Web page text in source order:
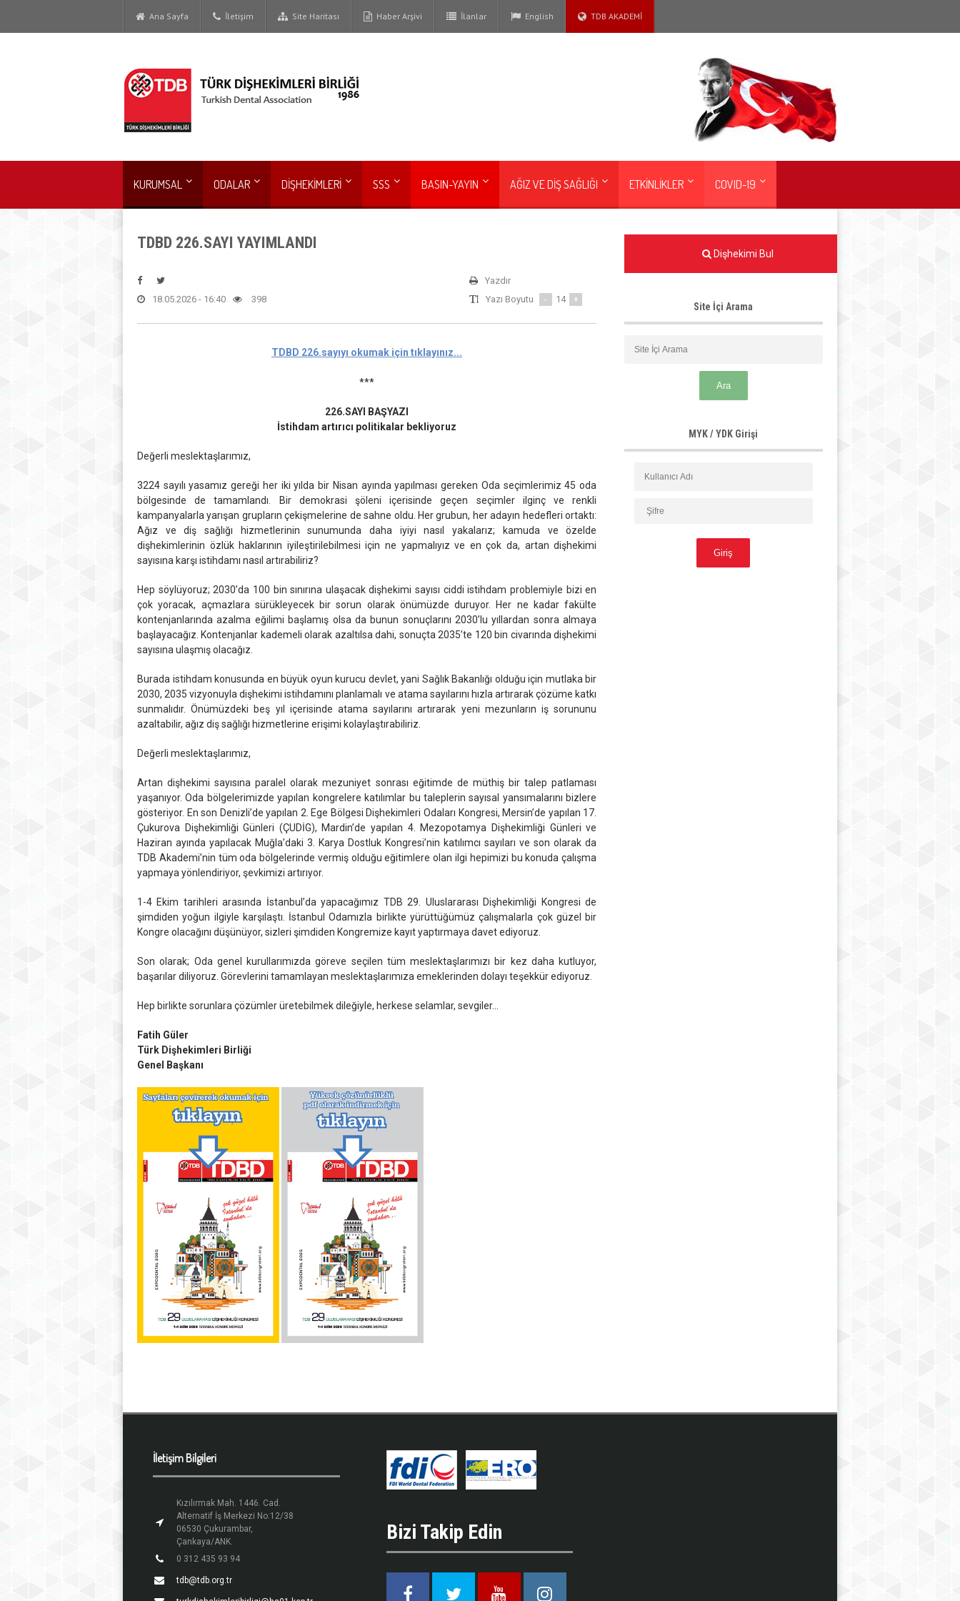
Ana Sayfa İletişim Site Haritası Haber Arşivi İlanlar English TDB AKADEMİ
KURUMSAL ODALAR DİŞHEKİMLERİ SSS BASIN-YAYIN AĞIZ VE DİŞ SAĞLIĞI ETKİNLİKLER COVID-19
TDBD 226.SAYI YAYIMLANDI
Yazdır
Yazı Boyutu
- 14 +
18.05.2026 - 16:40 398
TDBD 226.sayıyı okumak için tıklayınız...
***
226.SAYI BAŞYAZI
İstihdam artırıcı politikalar bekliyoruz
Değerli meslektaşlarımız,
3224 sayılı yasamız gereği her iki yılda bir Nisan ayında yapılması gereken Oda seçimlerimiz 45 oda
bölgesinde de tamamlandı. Bir demokrasi şöleni içerisinde geçen seçimler ilginç ve renkli
kampanyalarla yarışan grupların çekişmelerine de sahne oldu. Her grubun, her adayın hedefleri ortaktı:
Ağız ve diş sağlığı hizmetlerinin sunumunda daha iyiyi nasıl yakalarız; kamuda ve özelde
dişhekimlerinin özlük haklarının iyileştirilebilmesi için ne yapmalıyız ve en çok da, artan dişhekimi
sayısına karşı istihdamı nasıl artırabiliriz?
Hep söylüyoruz; 2030’da 100 bin sınırına ulaşacak dişhekimi sayısı ciddi istihdam problemiyle bizi en
çok yoracak, açmazlara sürükleyecek bir sorun olarak önümüzde duruyor. Her ne kadar fakülte
kontenjanlarında azalma eğilimi başlamış olsa da bunun sonuçlarını 2030’lu yıllardan sonra almaya
başlayacağız. Kontenjanlar kademeli olarak azaltılsa dahi, sonuçta 2035’te 120 bin civarında dişhekimi
sayısına ulaşmış olacağız.
Burada istihdam konusunda en büyük oyun kurucu devlet, yani Sağlık Bakanlığı olduğu için mutlaka bir
2030, 2035 vizyonuyla dişhekimi istihdamını planlamalı ve atama sayılarını hızla artırarak çözüme katkı
sunmalıdır. Önümüzdeki beş yıl içerisinde atama sayılarını artırarak yeni mezunların iş sorununu
azaltabilir, ağız diş sağlığı hizmetlerine erişimi kolaylaştırabiliriz.
Değerli meslektaşlarımız,
Artan dişhekimi sayısına paralel olarak mezuniyet sonrası eğitimde de müthiş bir talep patlaması
yaşanıyor. Oda bölgelerimizde yapılan kongrelere katılımlar bu taleplerin sayısal yansımalarını bizlere
gösteriyor. En son Denizli’de yapılan 2. Ege Bölgesi Dişhekimleri Odaları Kongresi, Mersin’de yapılan 17.
Çukurova Dişhekimliği Günleri (ÇUDİG), Mardin’de yapılan 4. Mezopotamya Dişhekimliği Günleri ve
Haziran ayında yapılacak Muğla’daki 3. Karya Dostluk Kongresi’nin katılımcı sayıları ve son olarak da
TDB Akademi’nin tüm oda bölgelerinde vermiş olduğu eğitimlere olan ilgi hepimizi bu konuda çalışma
yapmaya yönlendiriyor, şevkimizi artırıyor.
1-4 Ekim tarihleri arasında İstanbul’da yapacağımız TDB 29. Uluslararası Dişhekimliği Kongresi de
şimdiden yoğun ilgiyle karşılaştı. İstanbul Odamızla birlikte yürüttüğümüz çalışmalarla çok güzel bir
Kongre olacağını düşünüyor, sizleri şimdiden Kongremize kayıt yaptırmaya davet ediyoruz.
Son olarak; Oda genel kurullarımızda göreve seçilen tüm meslektaşlarımızı bir kez daha kutluyor,
başarılar diliyoruz. Görevlerini tamamlayan meslektaşlarımıza emeklerinden dolayı teşekkür ediyoruz.
Hep birlikte sorunlara çözümler üretebilmek dileğiyle, herkese selamlar, sevgiler...
Fatih Güler
Türk Dişhekimleri Birliği
Genel Başkanı
Dişhekimi Bul
Site İçi Arama
MYK / YDK Girişi
İletişim Bilgileri
Kızılırmak Mah. 1446. Cad.
Alternatif İş Merkezi No:12/38
06530 Çukurambar,
Çankaya/ANK.
0 312 435 93 94
tdb@tdb.org.tr
Bizi Takip Edin
Facebook Twitter Youtube Instagram